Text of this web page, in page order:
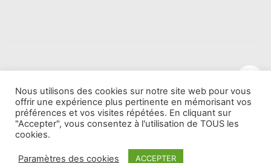
© Copyright 2025 | L'association Ville des Alpes de
l'Année |Protection des données
Nous utilisons des cookies sur notre site web pour vous
offrir une expérience plus pertinente en mémorisant vos
préférences et vos visites répétées. En cliquant sur
"Accepter", vous consentez à l'utilisation de TOUS les
cookies.
Paramètres des cookies ACCEPTER